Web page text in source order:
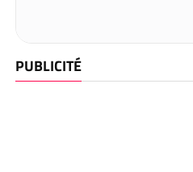
PUBLICITÉ